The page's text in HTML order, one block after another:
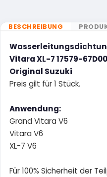
BESCHREIBUNG
Vitara XL-7 17579-67D00
Original Suzuki
Preis gilt für 1 Stück.
Anwendung:
Grand Vitara V6
Vitara V6
XL-7 V6
Für 100% Sicherheit der